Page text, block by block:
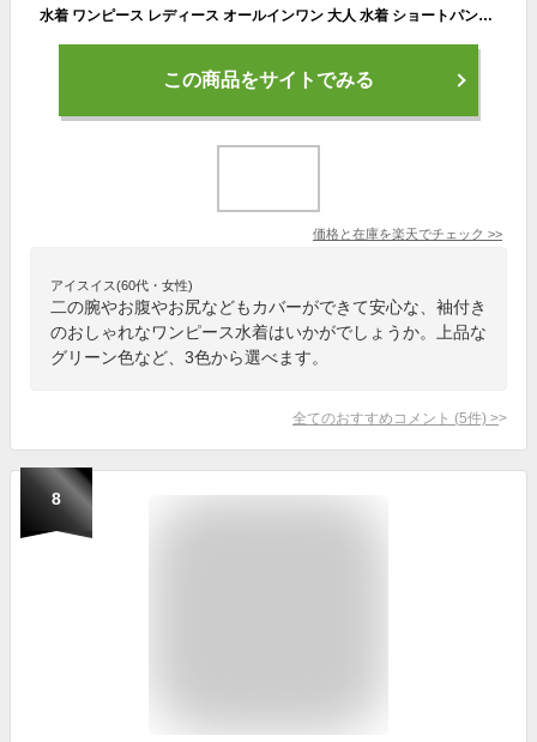
水着 ワンピース レディース オールインワン 大人 水着 ショートパンツ 女性 セクシー 海 温泉 プール みずぎ 遊び 小胸 ぽっちゃり ママ水着 ワンピース水着 体型カバー水着 レディース 可愛い 黒 太ももカバー出来る ショートパンツ
この商品をサイトでみる
価格と在庫を楽天でチェック >>
アイスイス(60代・女性)
二の腕やお腹やお尻などもカバーができて安心な、袖付き
のおしゃれなワンピース水着はいかがでしょうか。上品な
グリーン色など、3色から選べます。
全てのおすすめコメント (5件) >
8